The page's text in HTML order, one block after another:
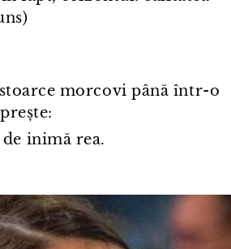
morcovi până într⁠-⁠o
inimă rea.